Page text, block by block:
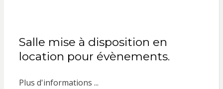
Salle mise à disposition en
location pour évènements.
Plus d'informations ...